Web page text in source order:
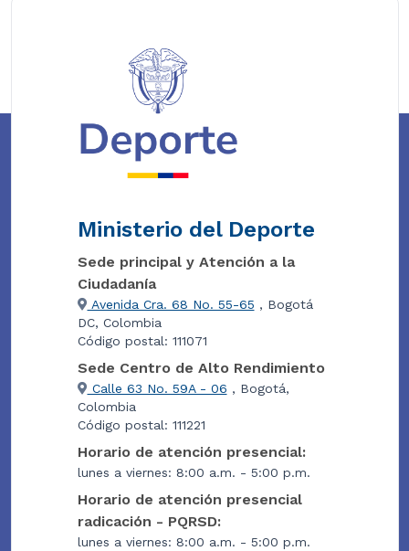
Ministerio del Deporte
Sede principal y Atención a la
Ciudadanía
Avenida Cra. 68 No. 55-65 , Bogotá
DC, Colombia
Código postal: 111071
Sede Centro de Alto Rendimiento
Calle 63 No. 59A - 06 , Bogotá,
Colombia
Código postal: 111221
Horario de atención presencial:
lunes a viernes: 8:00 a.m. - 5:00 p.m.
Horario de atención presencial
radicación - PQRSD:
lunes a viernes: 8:00 a.m. - 5:00 p.m.